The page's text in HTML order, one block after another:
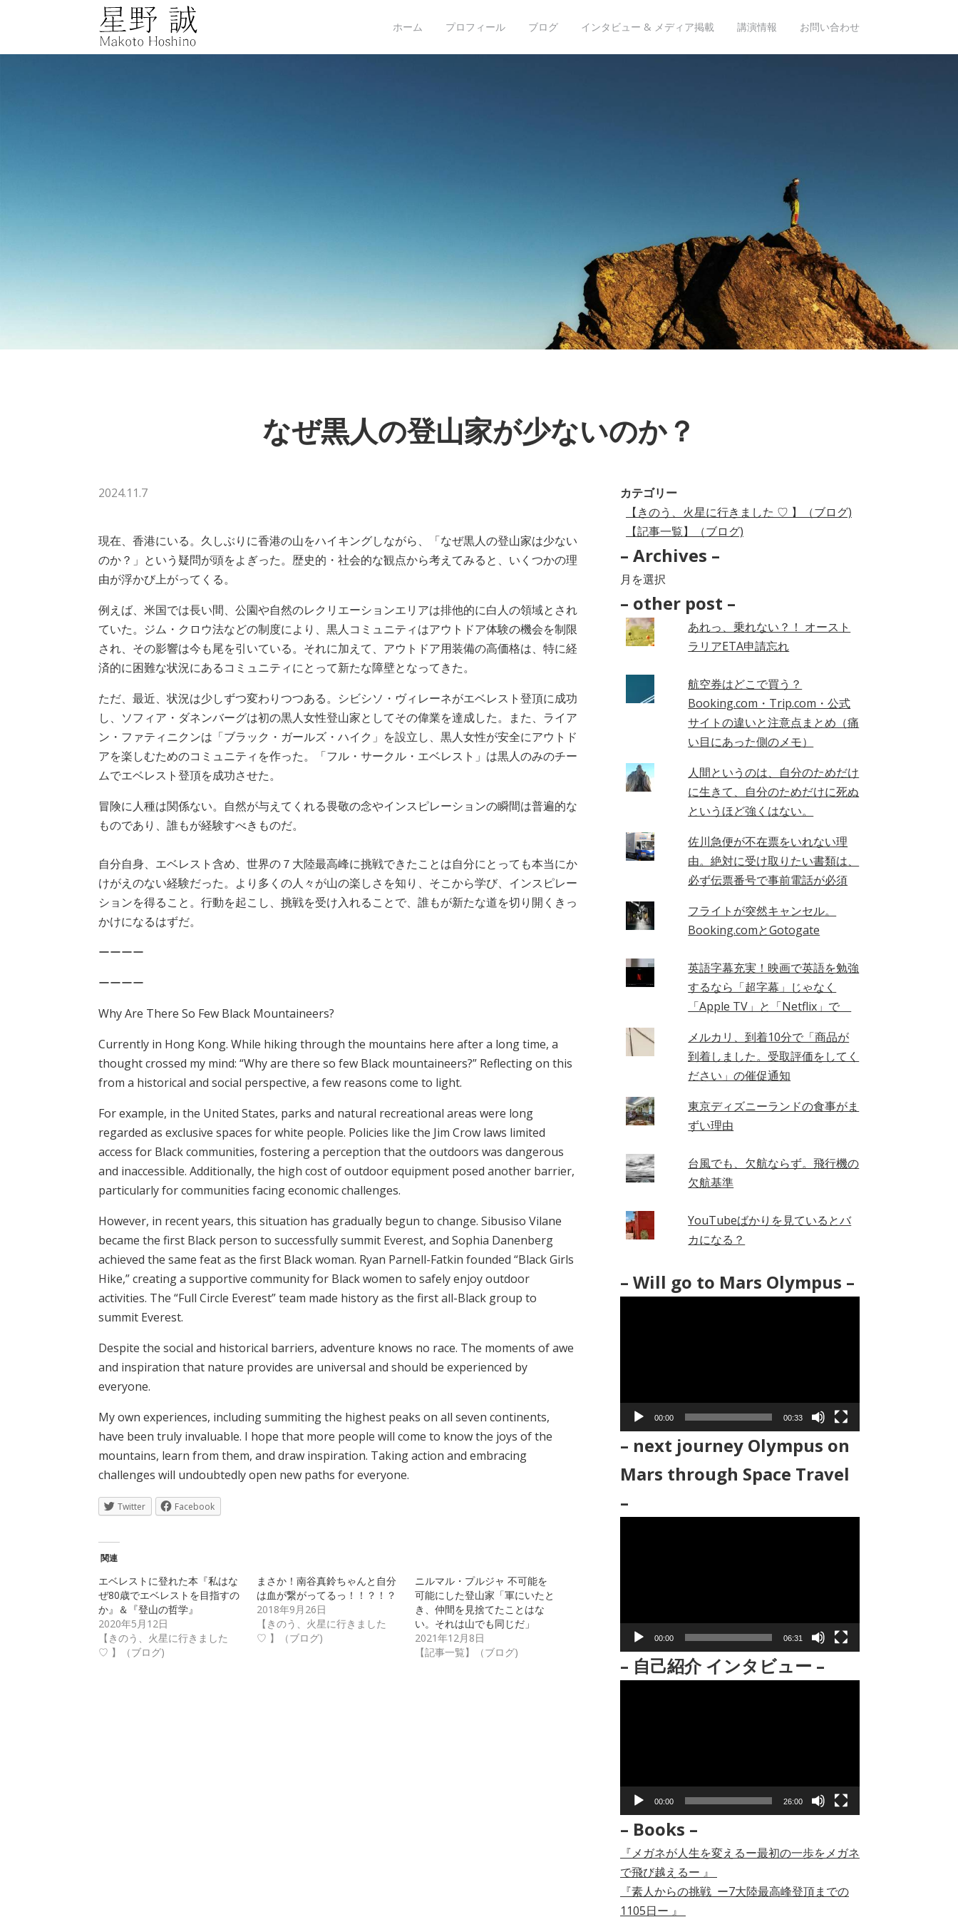
星野誠 makoto hoshino
ホーム プロフィール ブログ インタビュー & メディア掲載 講演情報 お問い合わせ
なぜ黒人の登山家が少ないのか？
2024.11.7
現在、香港にいる。久しぶりに香港の山をハイキングしながら、「なぜ黒人の登山家は少ない
のか？」という疑問が頭をよぎった。歴史的・社会的な観点から考えてみると、いくつかの理
由が浮かび上がってくる。
例えば、米国では長い間、公園や自然のレクリエーションエリアは排他的に白人の領域とされ
ていた。ジム・クロウ法などの制度により、黒人コミュニティはアウトドア体験の機会を制限
され、その影響は今も尾を引いている。それに加えて、アウトドア用装備の高価格は、特に経
済的に困難な状況にあるコミュニティにとって新たな障壁となってきた。
ただ、最近、状況は少しずつ変わりつつある。シビシソ・ヴィレーネがエベレスト登頂に成功
し、ソフィア・ダネンバーグは初の黒人女性登山家としてその偉業を達成した。また、ライア
ン・ファティニクンは「ブラック・ガールズ・ハイク」を設立し、黒人女性が安全にアウトド
アを楽しむためのコミュニティを作った。「フル・サークル・エベレスト」は黒人のみのチー
ムでエベレスト登頂を成功させた。
冒険に人種は関係ない。自然が与えてくれる畏敬の念やインスピレーションの瞬間は普遍的な
ものであり、誰もが経験すべきものだ。
自分自身、エベレスト含め、世界の７大陸最高峰に挑戦できたことは自分にとっても本当にか
けがえのない経験だった。より多くの人々が山の楽しさを知り、そこから学び、インスピレー
ションを得ること。行動を起こし、挑戦を受け入れることで、誰もが新たな道を切り開くきっ
かけになるはずだ。
ーーーー
ーーーー
Why Are There So Few Black Mountaineers?
Currently in Hong Kong. While hiking through the mountains here after a long time, a
thought crossed my mind: “Why are there so few Black mountaineers?” Reflecting on this
from a historical and social perspective, a few reasons come to light.
For example, in the United States, parks and natural recreational areas were long
regarded as exclusive spaces for white people. Policies like the Jim Crow laws limited
access for Black communities, fostering a perception that the outdoors was dangerous
and inaccessible. Additionally, the high cost of outdoor equipment posed another barrier,
particularly for communities facing economic challenges.
However, in recent years, this situation has gradually begun to change. Sibusiso Vilane
became the first Black person to successfully summit Everest, and Sophia Danenberg
achieved the same feat as the first Black woman. Ryan Parnell-Fatkin founded “Black Girls
Hike,” creating a supportive community for Black women to safely enjoy outdoor
activities. The “Full Circle Everest” team made history as the first all-Black group to
summit Everest.
Despite the social and historical barriers, adventure knows no race. The moments of awe
and inspiration that nature provides are universal and should be experienced by
everyone.
My own experiences, including summiting the highest peaks on all seven continents,
have been truly invaluable. I hope that more people will come to know the joys of the
mountains, learn from them, and draw inspiration. Taking action and embracing
challenges will undoubtedly open new paths for everyone.
Twitter Facebook
関連
エベレストに登れた本『私はな
ぜ80歳でエベレストを目指すの
か』＆『登山の哲学』
2020年5月12日
【きのう、火星に行きました
♡ 】（ブログ)
まさか！南谷真鈴ちゃんと自分
は血が繋がってるっ！！？！？
2018年9月26日
【きのう、火星に行きました
♡ 】（ブログ)
ニルマル・プルジャ 不可能を
可能にした登山家「軍にいたと
き、仲間を見捨てたことはな
い。それは山でも同じだ」
2021年12月8日
【記事一覧】（ブログ)
カテゴリー
【きのう、火星に行きました ♡ 】（ブログ)
【記事一覧】（ブログ)
– Archives –
–
Archives
– other post –
あれっ、乗れない？！ オースト
ラリアETA申請忘れ
航空券はどこで買う？
Booking.com・Trip.com・公式
サイトの違いと注意点まとめ（痛
い目にあった側のメモ）
人間というのは、自分のためだけ
に生きて、自分のためだけに死ぬ
というほど強くはない。
佐川急便が不在票をいれない理
由。絶対に受け取りたい書類は、
必ず伝票番号で事前電話が必須
フライトが突然キャンセル。
Booking.comとGotogate
英語字幕充実！映画で英語を勉強
するなら「超字幕」じゃなく
「Apple TV」と「Netflix」で
メルカリ、到着10分で「商品が
到着しました。受取評価をしてく
ださい」の催促通知
東京ディズニーランドの食事がま
ずい理由
台風でも、欠航ならず。飛行機の
欠航基準
YouTubeばかりを見ているとバ
カになる？
– Will go to Mars Olympus –
ヤ
00:00 00:33
– next journey Olympus on
Mars through Space Travel
–
ヤ
00:00 06:31
– 自己紹介 インタビュー –
ヤ
00:00 26:00
– Books –
『メガネが人生を変えるー最初の一歩をメガネ
で飛び越えるー 』
『素人からの挑戦 ー7大陸最高峰登頂までの
1105日ー 』